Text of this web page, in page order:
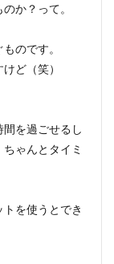
か？って。
のです。
ど（笑）
を過ごせるし
ゃんとタイミ
を使うとでき